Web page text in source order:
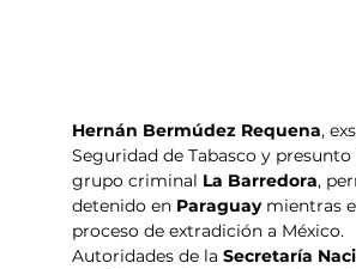
Hernán Bermúdez Requena,
Seguridad de Tabasco y
grupo criminal La Barredora,
detenido en Paraguay mientras
proceso de extradición a México.
Autoridades de la Secretaría